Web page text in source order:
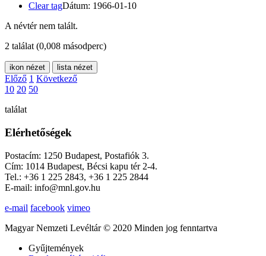
Clear tagDátum: 1966-01-10
A névtér nem talált.
2 találat (0,008 másodperc)
ikon nézet lista nézet
Előző 1 Következő
10 20 50
találat
Elérhetőségek
Postacím: 1250 Budapest, Postafiók 3.
Cím: 1014 Budapest, Bécsi kapu tér 2-4.
Tel.: +36 1 225 2843, +36 1 225 2844
E-mail: info@mnl.gov.hu
e-mail facebook vimeo
Magyar Nemzeti Levéltár © 2020 Minden jog fenntartva
Gyűjtemények